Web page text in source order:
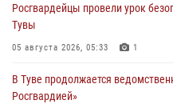
Росгвардейцы провели урок
Тувы
05 августа 2026, 05:33 1
В Туве продолжается
Росгвардией»